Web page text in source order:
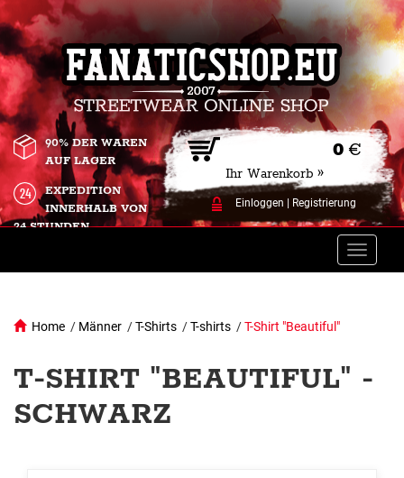
0 €
Ihr Warenkorb »
Einloggen Registrierung
90% DER WAREN
AUF LAGER
EXPEDITION
INNERHALB VON
24 STUNDEN.
Toggle
Home / Männer /T-Shirts /T-shirts /T-Shirt "Beautiful"
T-SHIRT "BEAUTIFUL" -
SCHWARZ